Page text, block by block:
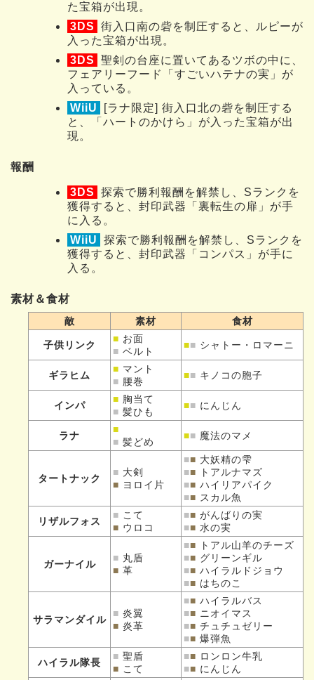
た宝箱が出現。
3DS
街入口南の砦を制圧すると、ルピーが
入った宝箱が出現。
3DS
聖剣の台座に置いてあるツボの中に、
フェアリーフード「すごいハテナの実」が
入っている。
WiiU
[ラナ限定] 街入口北の砦を制圧する
と、「ハートのかけら」が入った宝箱が出
現。
報酬
3DS
探索で勝利報酬を解禁し、Sランクを
獲得すると、封印武器「裏転生の扉」が手
に入る。
WiiU
探索で勝利報酬を解禁し、Sランクを
獲得すると、封印武器「コンパス」が手に
入る。
素材＆食材
敵 素材 食材
子供リンク
■ お面
■ ベルト
■■ シャトー・ロマーニ
ギラヒム
■ マント
■ 腰巻
■■ キノコの胞子
インパ
■ 胸当て
■ 髪ひも
■■ にんじん
ラナ
■
■ 髪どめ
■■ 魔法のマメ
タートナック
■ 大剣
■ ヨロイ片
■■ 大妖精の雫
■■ トアルナマズ
■■ ハイリアパイク
■■ スカル魚
リザルフォス
■ こて
■ ウロコ
■■ がんばりの実
■■ 水の実
ガーナイル
■ 丸盾
■ 革
■■ トアル山羊のチーズ
■■ グリーンギル
■■ ハイラルドジョウ
■■ はちのこ
サラマンダイル
■ 炎翼
■ 炎革
■■ ハイラルバス
■■ ニオイマス
■■ チュチュゼリー
■■ 爆弾魚
ハイラル隊長
■ 聖盾
■ こて
■■ ロンロン牛乳
■■ にんじん